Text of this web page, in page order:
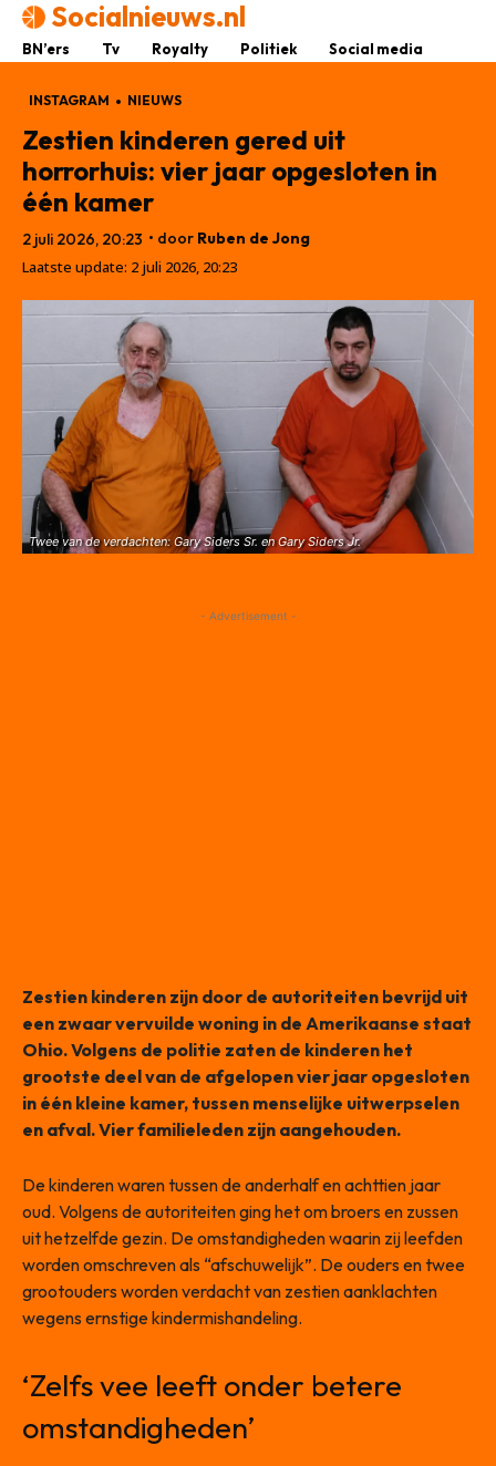
Socialnieuws.nl
BN’ers Tv Royalty Politiek Social media
INSTAGRAM NIEUWS
Zestien kinderen gered uit
horrorhuis: vier jaar opgesloten in
één kamer
2 juli 2026, 20:23 • door Ruben de Jong
Laatste update: 2 juli 2026, 20:23
Twee van de verdachten: Gary Siders Sr. en Gary Siders Jr.
- Advertisement -
Zestien kinderen zijn door de autoriteiten bevrijd uit
een zwaar vervuilde woning in de Amerikaanse staat
Ohio. Volgens de politie zaten de kinderen het
grootste deel van de afgelopen vier jaar opgesloten
in één kleine kamer, tussen menselijke uitwerpselen
en afval. Vier familieleden zijn aangehouden.
De kinderen waren tussen de anderhalf en achttien jaar
oud. Volgens de autoriteiten ging het om broers en zussen
uit hetzelfde gezin. De omstandigheden waarin zij leefden
worden omschreven als “afschuwelijk”. De ouders en twee
grootouders worden verdacht van zestien aanklachten
wegens ernstige kindermishandeling.
‘Zelfs vee leeft onder betere
omstandigheden’